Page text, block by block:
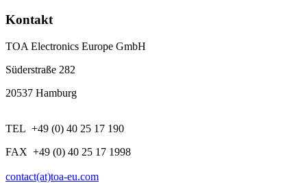
Kontakt
TOA Electronics Europe GmbH
Süderstraße 282
20537 Hamburg
TEL +49 (0) 40 25 17 190
FAX +49 (0) 40 25 17 1998
contact(at)toa-eu.com